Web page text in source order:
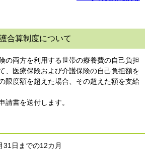
合算制度について
の両方を利用する世帯の療養費の自己負担
、医療保険および介護保険の自己負担額を
限度額を超えた場合、その超えた額を支給
請書を送付します。
31日までの12カ月